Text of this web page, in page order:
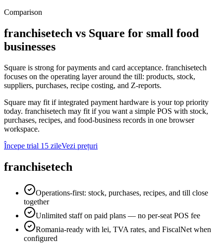
Comparison
franchisetech vs Square for small food
businesses
Square is strong for payments and card acceptance. franchisetech
focuses on the operating layer around the till: products, stock,
suppliers, purchases, recipe costing, and Z-reports.
Square may fit if integrated payment hardware is your top priority
today. franchisetech may fit if you want a simple POS with stock,
purchases, recipes, and food-business records in one browser
workspace.
Începe trial 15 zileVezi prețuri
franchisetech
Operations-first: stock, purchases, recipes, and till close
together
Unlimited staff on paid plans — no per-seat POS fee
Romania-ready with lei, TVA rates, and FiscalNet when
configured